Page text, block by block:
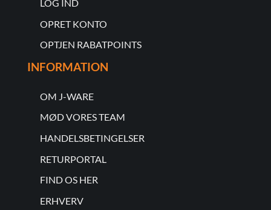
LOG IND
OPRET KONTO
OPTJEN RABATPOINTS
INFORMATION
OM J-WARE
MØD VORES TEAM
HANDELSBETINGELSER
RETURPORTAL
FIND OS HER
ERHVERV